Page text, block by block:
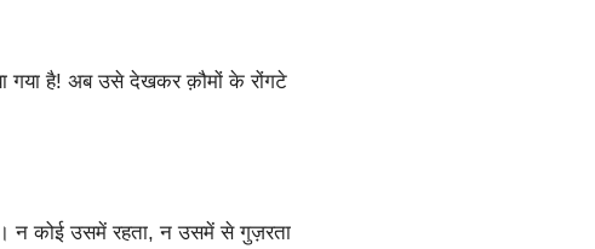
गया है! अब उसे देखकर क़ौमों के रोंगटे
न कोई उसमें रहता, न उसमें से गुज़रता